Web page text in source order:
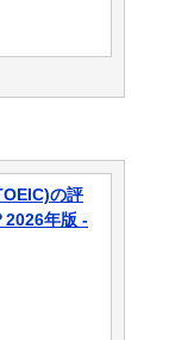
の評
2026年版 -